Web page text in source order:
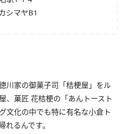
シマヤB1
川家の御菓子司「桔梗屋」をル
、菓匠 花桔梗の「あんトースト
文化の中でも特に有名な小倉ト
るんです。